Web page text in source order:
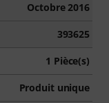
Octobre 2016
393625
1 Pièce(s)
Produit unique